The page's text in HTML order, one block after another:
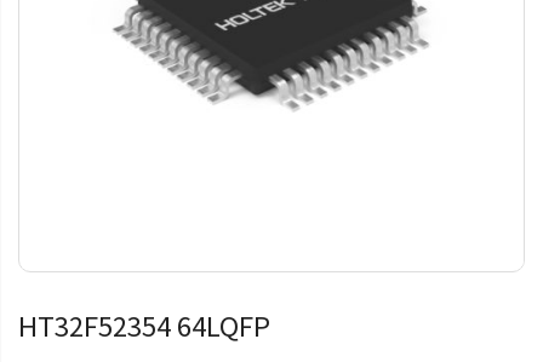
HT32F52354 64LQFP